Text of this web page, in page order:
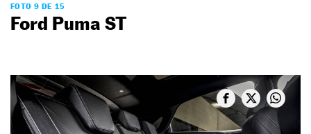
FOTO 9 DE 15
Ford Puma ST